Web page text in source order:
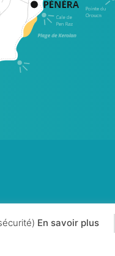
En savoir plus